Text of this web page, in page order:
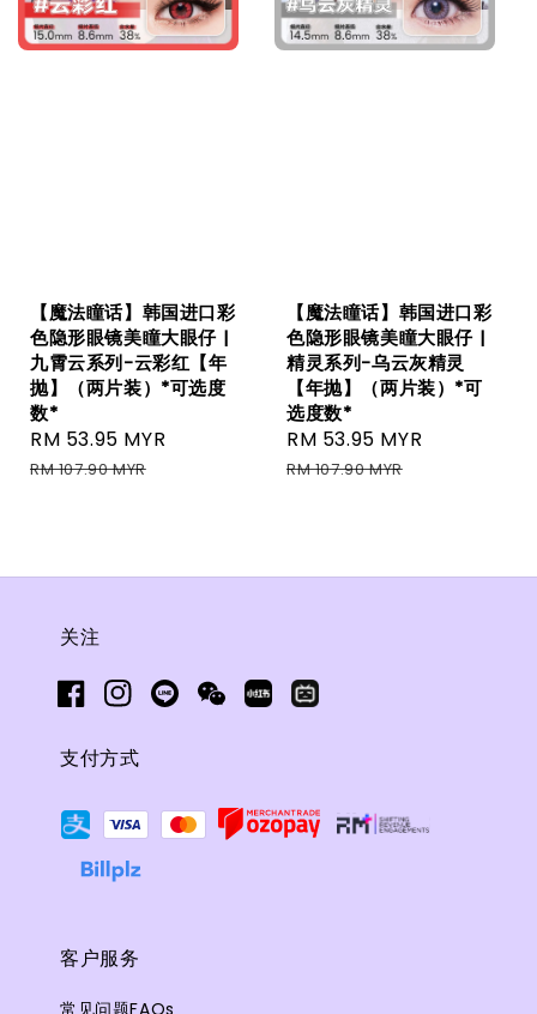
【魔法瞳话】韩国进口彩
色隐形眼镜美瞳大眼仔 |
九霄云系列-云彩红【年
抛】（两片装）*可选度
数*
Sale
price
RM 53.95 MYR
RM 107.90 MYR
【魔法瞳话】韩国进口彩
色隐形眼镜美瞳大眼仔 |
精灵系列-乌云灰精灵
【年抛】（两片装）*可
选度数*
Sale
price
RM 53.95 MYR
RM 107.90 MYR
关注
支付方式
客户服务
常见问题FAQs